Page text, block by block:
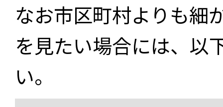
なお市区町村よりも細
を見たい場合には、以
い。